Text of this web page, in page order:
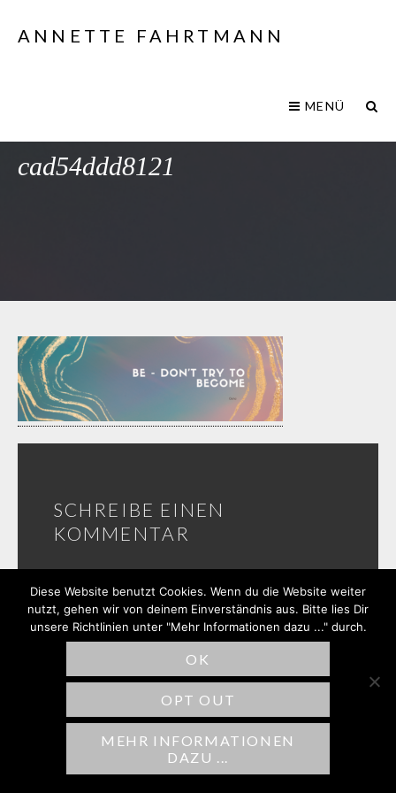
ANNETTE FAHRTMANN
MENÜ
cad54ddd8121
SCHREIBE EINEN
KOMMENTAR
veröffentlicht. Erforderliche Felder sind
mit*markiert
Diese Website benutzt Cookies. Wenn du die Website weiter
nutzt, gehen wir von deinem Einverständnis aus. Bitte lies Dir
unsere Richtlinien unter "Mehr Informationen dazu ..." durch.
OK
OPT OUT
MEHR INFORMATIONEN
DAZU ...